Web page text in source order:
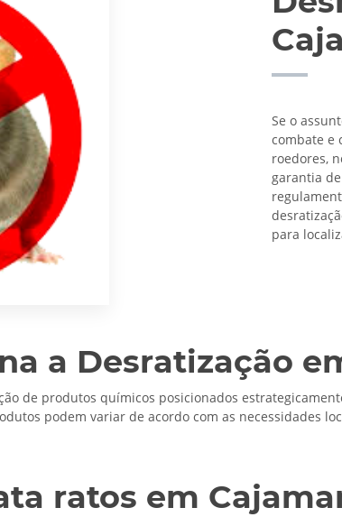
Se o
combate e
roedores,
garantia
para
a Desratização
de produtos químicos posicionados
podem variar de acordo com as necessidades
ratos em